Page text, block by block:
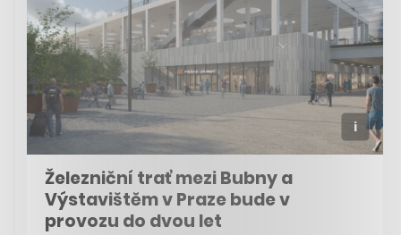
Železniční trať mezi Bubny a
Výstavištěm v Praze bude v
provozu do dvou let